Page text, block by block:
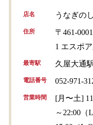
店名 うなぎの
住所
〒461-
1 エスポ
最寄駅 久屋大通
電話番号 052-971-
営業時間
[月〜土]
～22:00（